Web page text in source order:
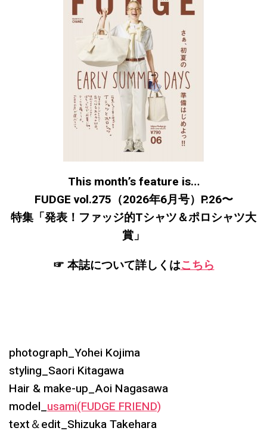
This month’s feature is…
FUDGE vol.275（2026年6月号）P.26〜
特集「発表！ファッジ的Tシャツ＆ポロシャツ大
賞」
☞ 本誌について詳しくはこちら
photograph_Yohei Kojima
styling_Saori Kitagawa
Hair & make-up_Aoi Nagasawa
model_usami(FUDGE FRIEND)
text＆edit_Shizuka Takehara